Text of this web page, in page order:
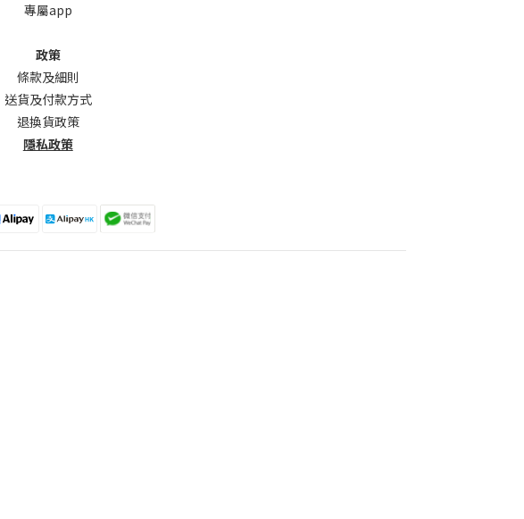
專屬app
政策
條款及細則
送貨及付款方式
退換貨政策
隱私政策